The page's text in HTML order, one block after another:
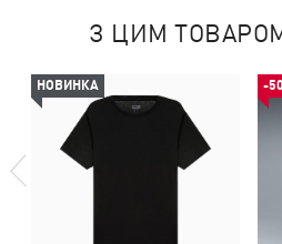
З ЦИМ
НОВИНКА -